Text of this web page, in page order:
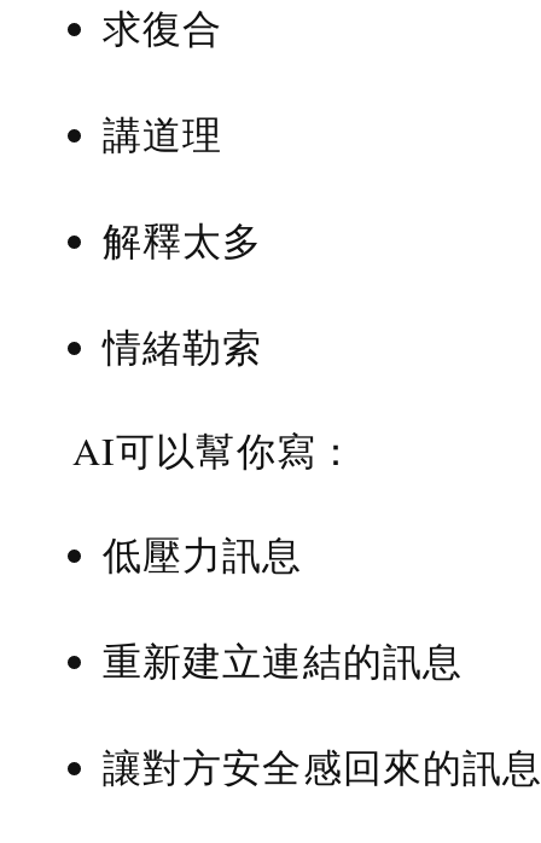
求復合
講道理
解釋太多
情緒勒索
AI可以幫你寫：
低壓力訊息
重新建立連結的訊息
讓對方安全感回來的訊